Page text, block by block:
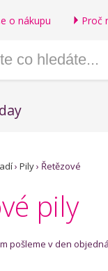
o nákupu Proč
› Pily› Řetězové
pily
pošleme v den